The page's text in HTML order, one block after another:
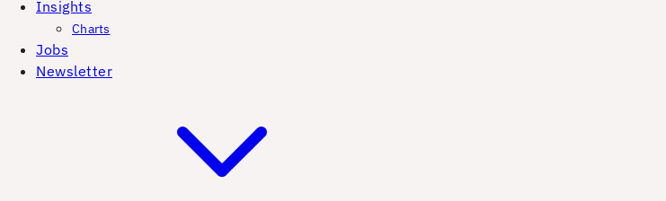
Insights
Charts
Jobs
Newsletter